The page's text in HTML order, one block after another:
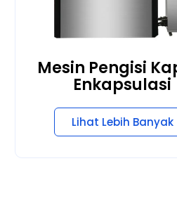
Mesin Pengisi
Enkapsulasi
Lihat Lebih Banyak